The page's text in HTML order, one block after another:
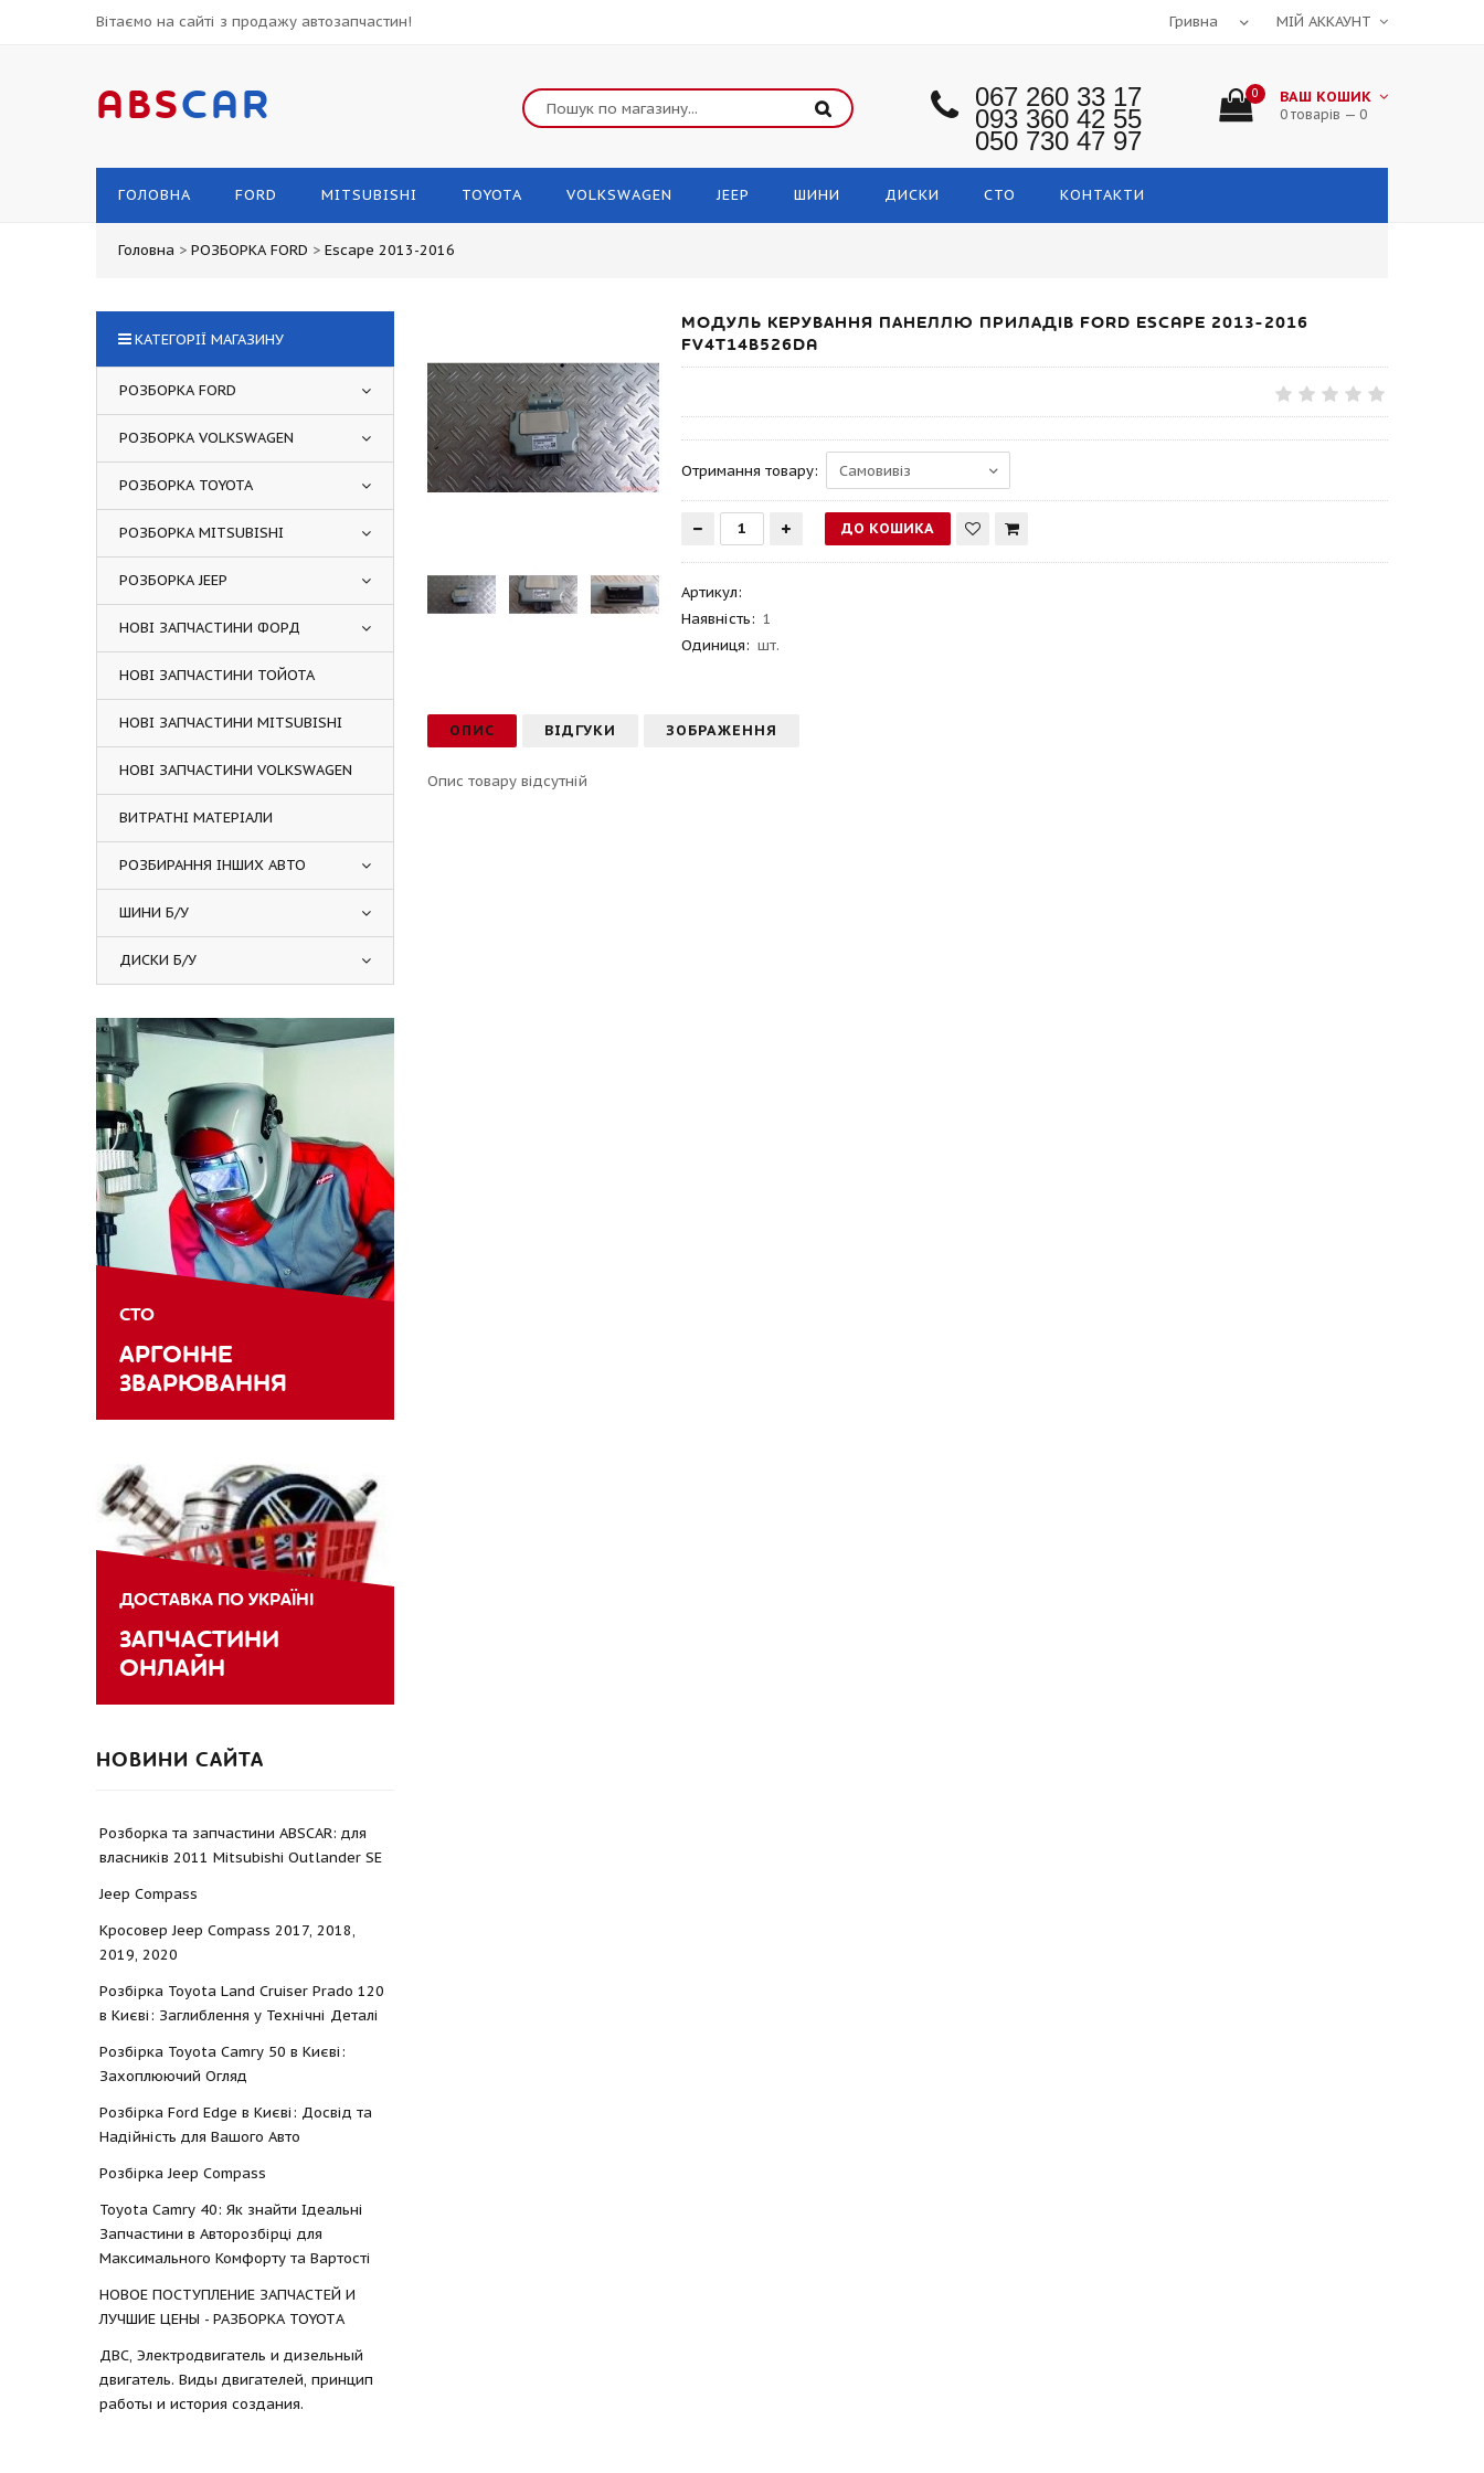
Вітаємо на сайті з продажу автозапчастин! МІЙ АККАУНТ
ABSCAR 067 260 33 17
093 360 42 55
050 730 47 97
0 ВАШ КОШИК
0 товарів — 0
ГОЛОВНА FORD MITSUBISHI TOYOTA VOLKSWAGEN JEEP ШИНИ ДИСКИ СТО КОНТАКТИ
Головна > РОЗБОРКА FORD > Escape 2013-2016
МОДУЛЬ КЕРУВАННЯ ПАНЕЛЛЮ ПРИЛАДІВ FORD ESCAPE 2013-2016
FV4T14B526DA
Отримання товару:
Артикул:
Наявність: 1
Одиниця: шт.
ОПИС ВІДГУКИ ЗОБРАЖЕННЯ
Опис товару відсутній
КАТЕГОРІЇ МАГАЗИНУ
РОЗБОРКА FORD
РОЗБОРКА VOLKSWAGEN
РОЗБОРКА TOYOTA
РОЗБОРКА MITSUBISHI
РОЗБОРКА JEEP
НОВІ ЗАПЧАСТИНИ ФОРД
НОВІ ЗАПЧАСТИНИ ТОЙОТА
НОВІ ЗАПЧАСТИНИ MITSUBISHI
НОВІ ЗАПЧАСТИНИ VOLKSWAGEN
ВИТРАТНІ МАТЕРІАЛИ
РОЗБИРАННЯ ІНШИХ АВТО
ШИНИ Б/У
ДИСКИ Б/У
СТО
АРГОННЕ
ЗВАРЮВАННЯ
ДОСТАВКА ПО УКРАЇНІ
ЗАПЧАСТИНИ
ОНЛАЙН
НОВИНИ САЙТА
Розборка та запчастини ABSCAR: для
власників 2011 Mitsubishi Outlander SE
Jeep Compass
Кросовер Jeep Compass 2017, 2018,
2019, 2020
Розбірка Toyota Land Cruiser Prado 120
в Києві: Заглиблення у Технічні Деталі
Розбірка Toyota Camry 50 в Києві:
Захоплюючий Огляд
Розбірка Ford Edge в Києві: Досвід та
Надійність для Вашого Авто
Розбірка Jeep Compass
Toyota Camry 40: Як знайти Ідеальні
Запчастини в Авторозбірці для
Максимального Комфорту та Вартості
НОВОЕ ПОСТУПЛЕНИЕ ЗАПЧАСТЕЙ И
ЛУЧШИЕ ЦЕНЫ - РАЗБОРКА TOYOTА
ДВС, Электродвигатель и дизельный
двигатель. Виды двигателей, принцип
работы и история создания.